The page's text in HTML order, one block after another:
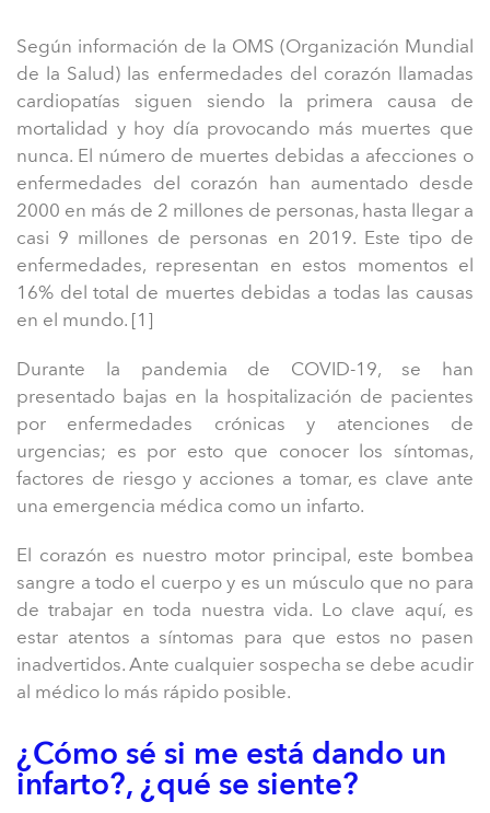
Según información de la OMS (Organización Mundial
de la Salud) las enfermedades del corazón llamadas
cardiopatías siguen siendo la primera causa de
mortalidad y hoy día provocando más muertes que
nunca. El número de muertes debidas a afecciones o
enfermedades del corazón han aumentado desde
2000 en más de 2 millones de personas, hasta llegar a
casi 9 millones de personas en 2019. Este tipo de
enfermedades, representan en estos momentos el
16% del total de muertes debidas a todas las causas
en el mundo. [1]
Durante la pandemia de COVID-19, se han
presentado bajas en la hospitalización de pacientes
por enfermedades crónicas y atenciones de
urgencias; es por esto que conocer los síntomas,
factores de riesgo y acciones a tomar, es clave ante
una emergencia médica como un infarto.
El corazón es nuestro motor principal, este bombea
sangre a todo el cuerpo y es un músculo que no para
de trabajar en toda nuestra vida. Lo clave aquí, es
estar atentos a síntomas para que estos no pasen
inadvertidos. Ante cualquier sospecha se debe acudir
al médico lo más rápido posible.
¿Cómo sé si me está dando un
infarto?, ¿qué se siente?